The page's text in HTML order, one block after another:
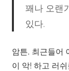
꽤나 오랜
있다.
암튼, 최근들어
이 악! 하고 러